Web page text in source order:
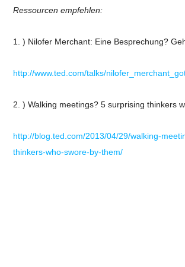
Ressourcen empfehlen:
1. ) Nilofer Merchant: Eine Besprechung?
http://www.ted.com/talks/
2. )Walking meetings? 5 surprising thinkers
http://blog.ted.com/2013/04/29/walking-
thinkers-who-swore-by-them/